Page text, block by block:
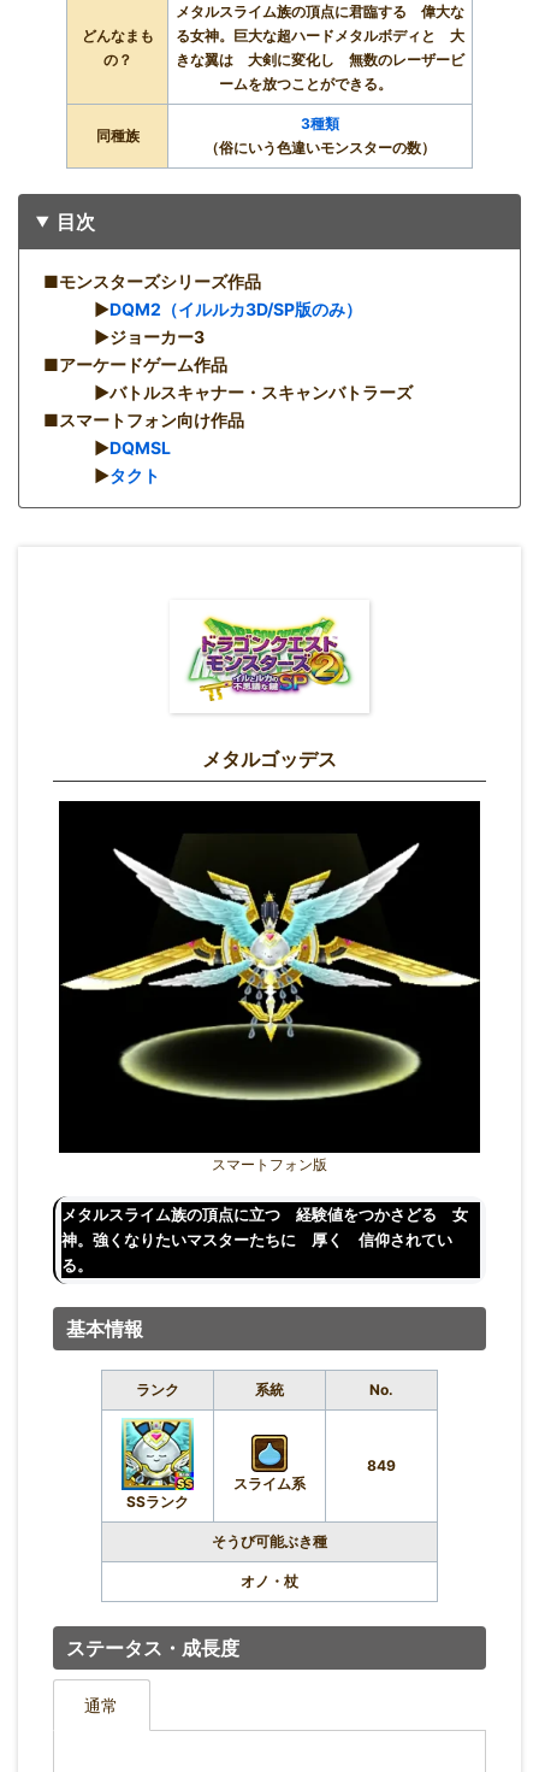
どんなまも
の？
メタルスライム族の頂点に君臨する 偉大な
る女神。巨大な超ハードメタルボディと 大
きな翼は 大剣に変化し 無数のレーザービ
ームを放つことができる。
同種族
3種類
（俗にいう色違いモンスターの数）
目次
■モンスターズシリーズ作品
▶︎DQM2（イルルカ3D/SP版のみ）
▶︎ジョーカー3
■アーケードゲーム作品
▶︎バトルスキャナー・スキャンバトラーズ
■スマートフォン向け作品
▶︎DQMSL
▶︎タクト
メタルゴッデス
スマートフォン版
メタルスライム族の頂点に立つ 経験値をつかさどる 女
神。強くなりたいマスターたちに 厚く 信仰されてい
る。
基本情報
ランク 系統 No.
SSランク
スライム系
849
そうび可能ぶき種
オノ・杖
ステータス・成長度
通常